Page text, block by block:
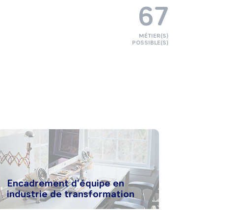
Encadrement d'équipe en
industrie de transformation
67
MÉTIER(S)
POSSIBLE(S)